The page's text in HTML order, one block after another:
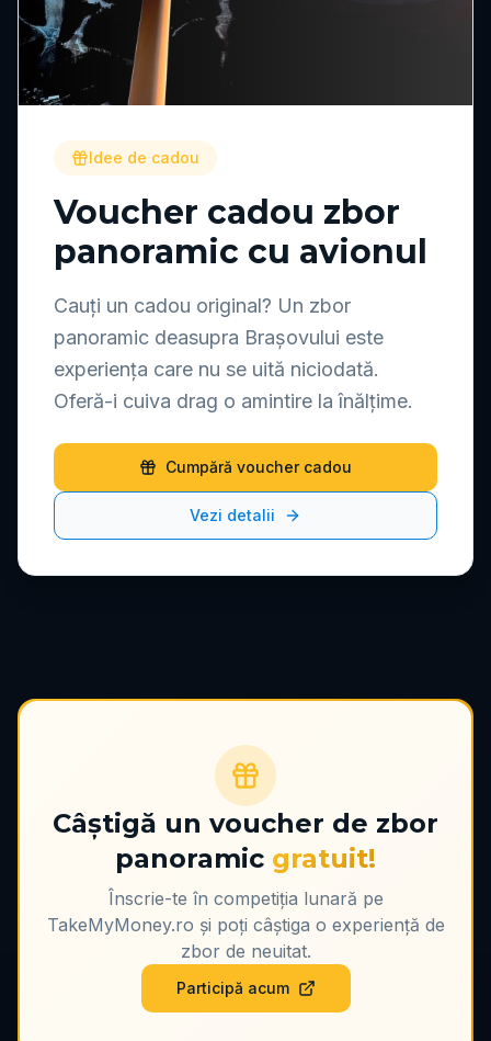
Idee de cadou
Voucher cadou zbor
panoramic cu avionul
Cauți un cadou original? Un zbor
panoramic deasupra Brașovului este
experiența care nu se uită niciodată.
Oferă-i cuiva drag o amintire la înălțime.
Cumpără voucher cadou
Vezi detalii
Câștigă un voucher de zbor
panoramic gratuit!
Înscrie-te în competiția lunară pe
TakeMyMoney.ro și poți câștiga o experiență de
zbor de neuitat.
Participă acum